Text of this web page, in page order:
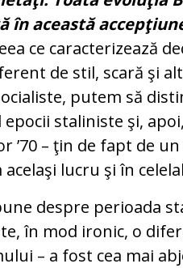
în această
ce caracterizează
de stil, scară şi
putem să
staliniste şi,
’70 – ţin de fapt de
lucru şi în
despre perioada
în mod ironic, o
– a fost cea mai